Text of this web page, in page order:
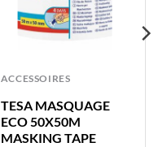
ACCESSOIRES
TESA MASQUAGE
ECO 50X50M
MASKING TAPE